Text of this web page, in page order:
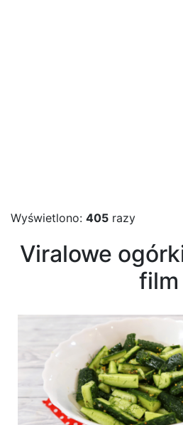
Wyświetlono: 405 razy
Viralowe
film